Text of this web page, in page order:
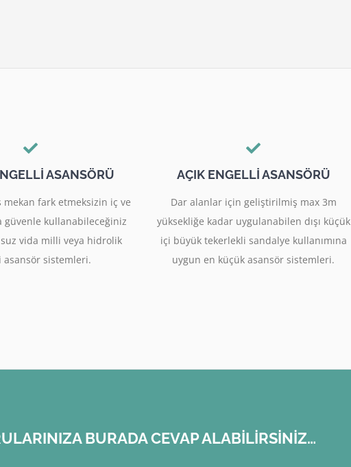
ASANSÖRÜ
mekan fark etmeksizin iç ve
güvenle kullanabileceğiniz
vida milli veya hidrolik
asansör sistemleri.
AÇIK ENGELLİ ASANSÖRÜ
Dar alanlar için geliştirilmiş max 3m
yüksekliğe kadar uygulanabilen dışı küçük
içi büyük tekerlekli sandalye kullanımına
uygun en küçük asansör sistemleri.
BURADA CEVAP ALABİLİRSİNİZ…